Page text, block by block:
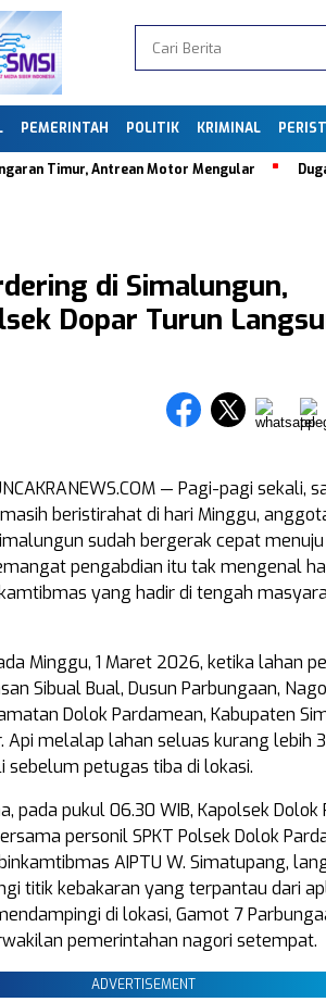
PEMERINTAH POLITIK KRIMINAL
Timur, Antrean Motor Mengular
di Simalungun,
Dopar Turun
— Pagi-pagi sekali,
beristirahat di hari Minggu,
sudah bergerak cepat
pengabdian itu tak mengenal
yang hadir di tengah
Minggu, 1 Maret 2026, ketika lahan
Sibual Bual, Dusun Parbungaan,
Dolok Pardamean, Kabupaten
Api melalap lahan seluas kurang lebih
sebelum petugas tiba di lokasi.
pada pukul 06.30 WIB, Kapolsek Dolok
personil SPKT Polsek Dolok
AIPTU W. Simatupang,
titik kebakaran yang terpantau dari
di lokasi, Gamot 7
pemerintahan nagori setempat.
ADVERTISEMENT